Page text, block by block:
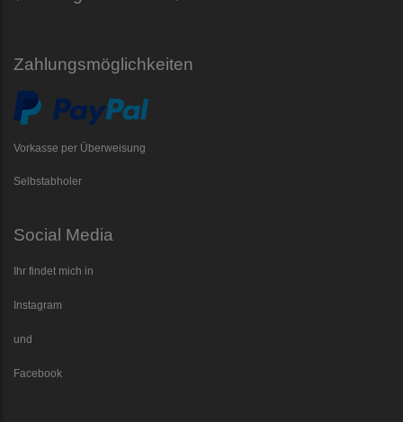
Zahlungsmöglichkeiten
Vorkasse per Überweisung
Selbstabholer
Social Media
Ihr findet mich in
Instagram
und
Facebook